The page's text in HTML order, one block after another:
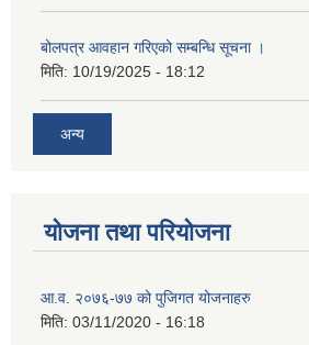
बोलपत्र आवहान गरिएको सम्बन्धि सूचना ।
मिति: 10/19/2025 - 18:12
अन्य
योजना तथा परियोजना
आ.व. २०७६-७७ को पुजिगत योजनाहरु
मिति: 03/11/2020 - 16:18